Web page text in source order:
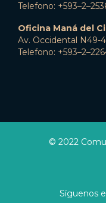
Telefono:
Oficina Maná del
Av. Occidental N49-
Telefono:
© 2022
Síguenos